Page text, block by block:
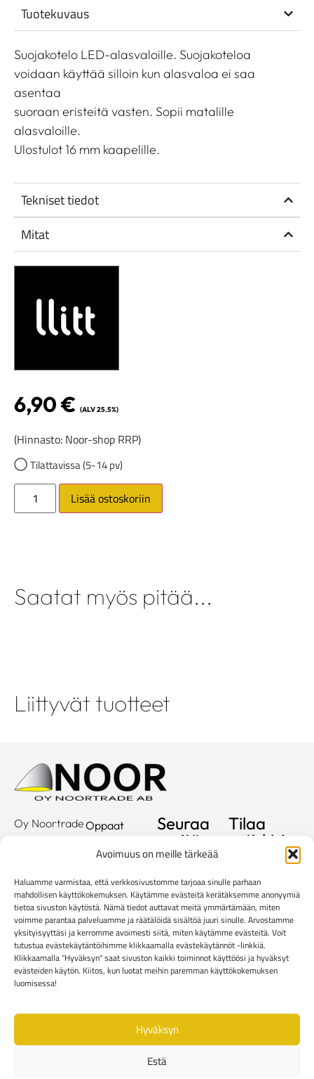
Avoimuus on meille tärkeää
Haluamme varmistaa, että verkkosivustomme tarjoaa sinulle parhaan
mahdollisen käyttökokemuksen. Käytämme evästeitä kerätäksemme anonyymiä
tietoa sivuston käytöstä. Nämä tiedot auttavat meitä ymmärtämään, miten
voimme parantaa palveluamme ja räätälöidä sisältöä juuri sinulle. Arvostamme
yksityisyyttäsi ja kerromme avoimesti siitä, miten käytämme evästeitä. Voit
tutustua evästekäytäntöihimme klikkaamalla evästekäytännöt -linkkiä.
Klikkaamalla "Hyväksyn" saat sivuston kaikki toiminnot käyttöösi ja hyväksyt
evästeiden käytön. Kiitos, kun luotat meihin paremman käyttökokemuksen
luomisessa!
Hyväksyn
Estä
Tuotekuvaus
Suojakotelo LED-alasvaloille. Suojakoteloa
voidaan käyttää silloin kun alasvaloa ei saa
asentaa
suoraan eristeitä vasten. Sopii matalille
alasvaloille.
Ulostulot 16 mm kaapelille.
Tekniset tiedot
Mitat
6,90€ (ALV 25.5%)
(Hinnasto: Noor-shop RRP)
Tilattavissa (5-14 pv)
Lisää ostoskoriin
Saatat myös pitää...
Liittyvät tuotteet
Oy Noortrade
Hallimestarinkatu
20780
Kaarina
info@noortrade.fi
+358 2 51 22
500
Oppaat
Kuvastot
Showroom
Yritys
Yhteystiedot
Ajankohtaista
Seuraa
meitä
Tilaa
uutiskirje
Rekisteri- ja tietosuojaseloste
Kuluttaja-asiakkaiden toimitusehdot